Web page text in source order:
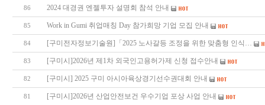
86 2024 대경권 엔젤투자 설명회 참석 안내
85 Work in Gumi 취업매칭 Day 참가희망 기업 모집 안내
84 [구미전자정보기술원]「2025 노사갈등 조정을 위한 맞춤형 인식…
83 [구미시]2026년 제1차 외국인고용허가제 신청 접수안내
82 [구미시] 2025 구미 아시아육상경기선수권대회 안내
81 [구미시]2026년 산업안전보건 우수기업 포상 사업 안내